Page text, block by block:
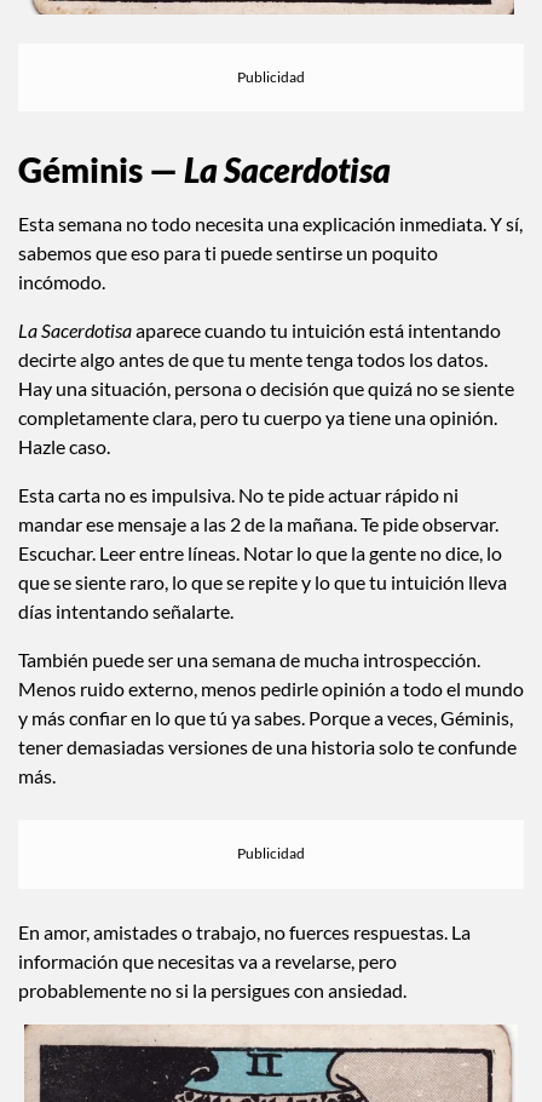
Géminis — La Sacerdotisa
Esta semana no todo necesita una explicación inmediata. Y sí,
sabemos que eso para ti puede sentirse un poquito
incómodo.
La Sacerdotisaaparece cuando tu intuición está intentando
decirte algo antes de que tu mente tenga todos los datos.
Hay una situación, persona o decisión que quizá no se siente
completamente clara, pero tu cuerpo ya tiene una opinión.
Hazle caso.
Esta carta no es impulsiva. No te pide actuar rápido ni
mandar ese mensaje a las 2 de la mañana. Te pide observar.
Escuchar. Leer entre líneas. Notar lo que la gente no dice, lo
que se siente raro, lo que se repite y lo que tu intuición lleva
días intentando señalarte.
También puede ser una semana de mucha introspección.
Menos ruido externo, menos pedirle opinión a todo el mundo
y más confiar en lo que tú ya sabes. Porque a veces, Géminis,
tener demasiadas versiones de una historia solo te confunde
más.
En amor, amistades o trabajo, no fuerces respuestas. La
información que necesitas va a revelarse, pero
probablemente no si la persigues con ansiedad.